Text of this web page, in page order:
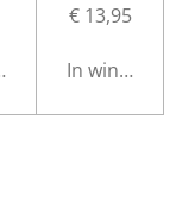
€ 13,95
In